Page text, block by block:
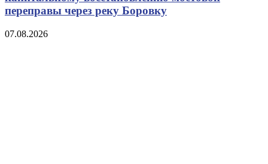
переправы через реку Боровку
07.08.2026